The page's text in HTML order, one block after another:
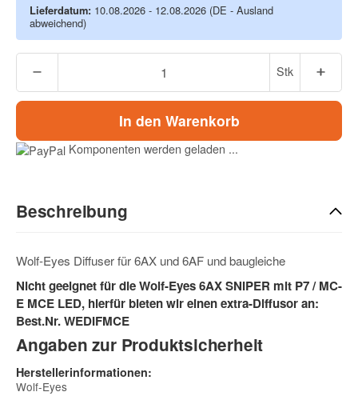
Lieferdatum: 10.08.2026 - 12.08.2026 (DE - Ausland
abweichend)
Stk
In den Warenkorb
Komponenten werden geladen ...
Beschreibung
Wolf-Eyes Diffuser für 6AX und 6AF und baugleiche
Nicht geeignet für die Wolf-Eyes 6AX SNIPER mit P7 / MC-
E MCE LED, hierfür bieten wir einen extra-Diffusor an:
Best.Nr. WEDIFMCE
Angaben zur Produktsicherheit
Herstellerinformationen:
Wolf-Eyes